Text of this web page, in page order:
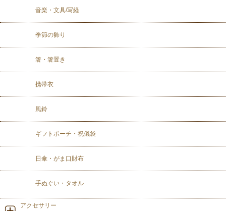
音楽・文具/写経
季節の飾り
箸・箸置き
携帯衣
風鈴
ギフトポーチ・祝儀袋
日傘・がま口財布
手ぬぐい・タオル
アクセサリー